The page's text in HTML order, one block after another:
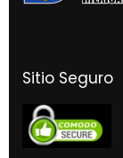
Sitio Seguro